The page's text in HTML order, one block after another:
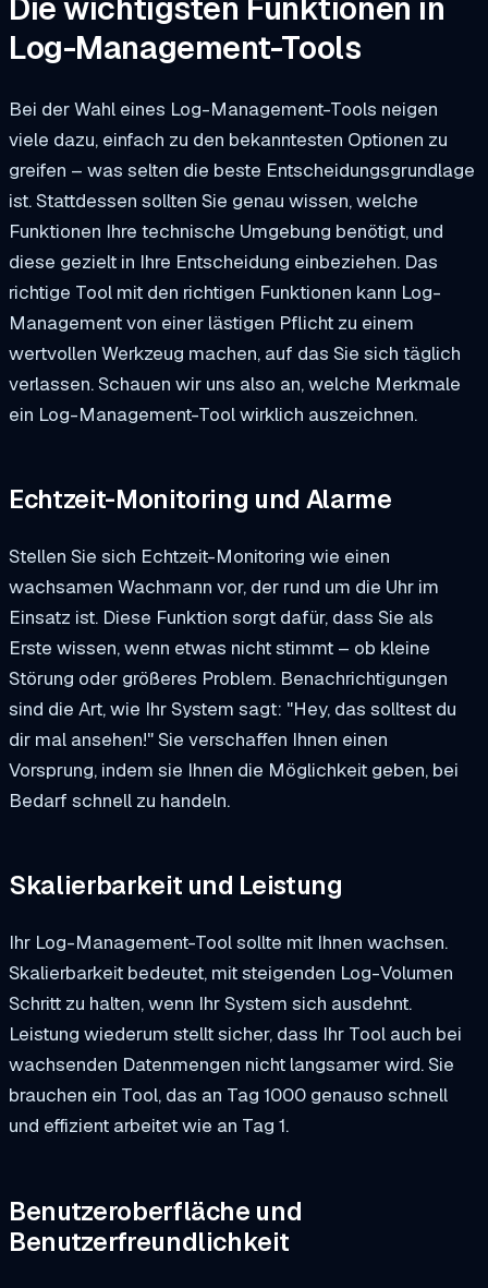
Die wichtigsten Funktionen in
Log-Management-Tools
Bei der Wahl eines Log-Management-Tools neigen
viele dazu, einfach zu den bekanntesten Optionen zu
greifen – was selten die beste Entscheidungsgrundlage
ist. Stattdessen sollten Sie genau wissen, welche
Funktionen Ihre technische Umgebung benötigt, und
diese gezielt in Ihre Entscheidung einbeziehen. Das
richtige Tool mit den richtigen Funktionen kann Log-
Management von einer lästigen Pflicht zu einem
wertvollen Werkzeug machen, auf das Sie sich täglich
verlassen. Schauen wir uns also an, welche Merkmale
ein Log-Management-Tool wirklich auszeichnen.
Echtzeit-Monitoring und Alarme
Stellen Sie sich Echtzeit-Monitoring wie einen
wachsamen Wachmann vor, der rund um die Uhr im
Einsatz ist. Diese Funktion sorgt dafür, dass Sie als
Erste wissen, wenn etwas nicht stimmt – ob kleine
Störung oder größeres Problem. Benachrichtigungen
sind die Art, wie Ihr System sagt: "Hey, das solltest du
dir mal ansehen!" Sie verschaffen Ihnen einen
Vorsprung, indem sie Ihnen die Möglichkeit geben, bei
Bedarf schnell zu handeln.
Skalierbarkeit und Leistung
Ihr Log-Management-Tool sollte mit Ihnen wachsen.
Skalierbarkeit bedeutet, mit steigenden Log-Volumen
Schritt zu halten, wenn Ihr System sich ausdehnt.
Leistung wiederum stellt sicher, dass Ihr Tool auch bei
wachsenden Datenmengen nicht langsamer wird. Sie
brauchen ein Tool, das an Tag 1000 genauso schnell
und effizient arbeitet wie an Tag 1.
Benutzeroberfläche und
Benutzerfreundlichkeit